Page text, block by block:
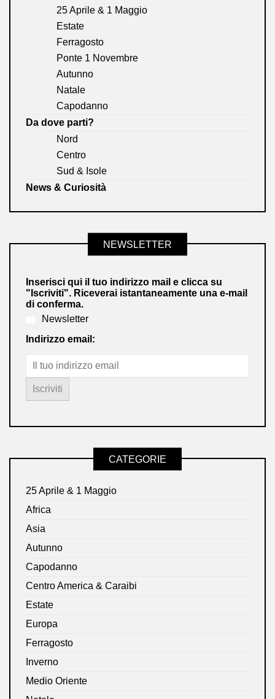
25 Aprile & 1 Maggio
Estate
Ferragosto
Ponte 1 Novembre
Autunno
Natale
Capodanno
Da dove parti?
Nord
Centro
Sud & Isole
News & Curiosità
NEWSLETTER
Inserisci qui il tuo indirizzo mail e clicca su
"Iscriviti". Riceverai istantaneamente una e-mail
di conferma.
Newsletter
Indirizzo email:
CATEGORIE
25 Aprile & 1 Maggio
Africa
Asia
Autunno
Capodanno
Centro America & Caraibi
Estate
Europa
Ferragosto
Inverno
Medio Oriente